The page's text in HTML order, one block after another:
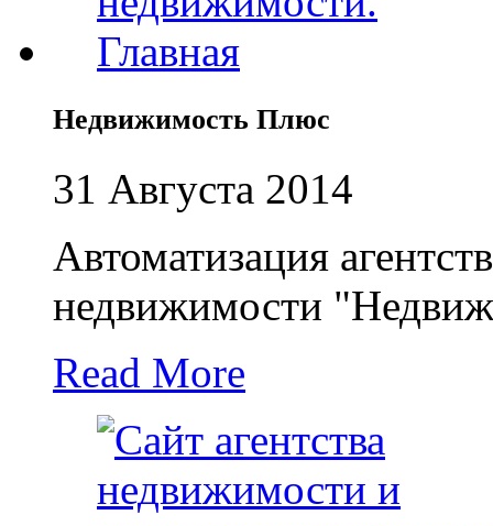
Недвижимость Плюс
31 Августа 2014
Автоматизация
недвижимости
Read More